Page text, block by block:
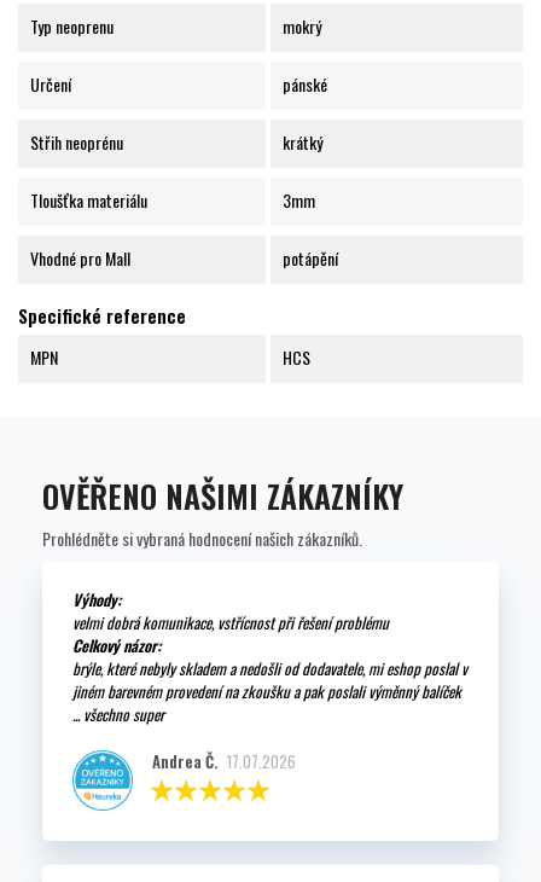
Typ neoprenu mokrý
Určení pánské
Střih neoprénu krátký
Tloušťka materiálu 3mm
Vhodné pro Mall potápění
Specifické reference
MPN HCS
OVĚŘENO NAŠIMI ZÁKAZNÍKY
Prohlédněte si vybraná hodnocení našich zákazníků.
Výhody:
velmi dobrá komunikace, vstřícnost při řešení problému
Celkový názor:
brýle, které nebyly skladem a nedošli od dodavatele, mi eshop poslal v
jiném barevném provedení na zkoušku a pak poslali výměnný balíček
... všechno super
Andrea Č. 17.07.2026